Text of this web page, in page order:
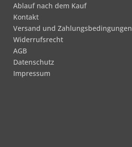
Ablauf nach dem Kauf
Kontakt
Versand und Zahlungsbedingungen
Widerrufsrecht
AGB
Datenschutz
Impressum